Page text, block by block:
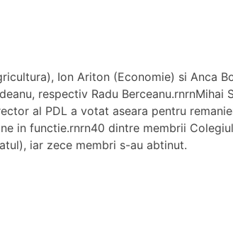
Ion Ariton (Economie) si Anca
respectiv Radu Berceanu.rnrnMihai
al PDL a votat aseara pentru
in functie.rnrn40 dintre membrii
iar zece membri s-au abtinut.